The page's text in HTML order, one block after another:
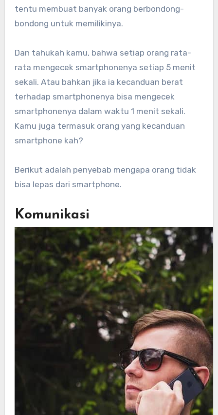
tentu membuat banyak orang berbondong-
bondong untuk memilikinya.
Dan tahukah kamu, bahwa setiap orang rata-
rata mengecek smartphonenya setiap 5 menit
sekali. Atau bahkan jika ia kecanduan berat
terhadap smartphonenya bisa mengecek
smartphonenya dalam waktu 1 menit sekali.
Kamu juga termasuk orang yang kecanduan
smartphone kah?
Berikut adalah penyebab mengapa orang tidak
bisa lepas dari smartphone.
Komunikasi